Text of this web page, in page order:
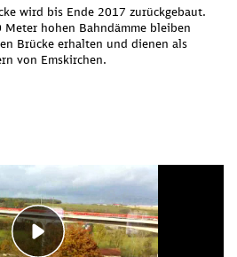
Drittanbieter (Google Maps) zur
der Karte wird von Ihnen eine
von Google hergestellt. Dabei
Daten (mindestens Ihre IP-
der Seite verwaltetes Cookie
wird bis Ende 2017 zurückgebaut.
Meter hohen Bahndämme bleiben
Brücke erhalten und dienen als
von Emskirchen.